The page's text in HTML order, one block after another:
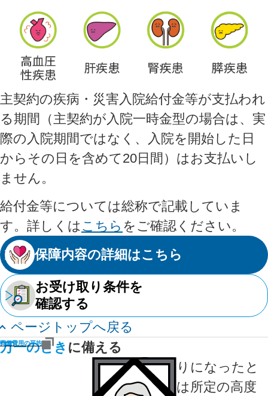
主契約の疾病・災害入院給付金等が支払われ
る期間（主契約が入院一時金型の場合は、実
際の入院期間ではなく、入院を開始した日
からその日を含めて20日間）はお支払いし
ません。
給付金等については総称で記載していま
す。詳しくは こちら をご確認ください。
保障内容の詳細はこちら
お受け取り条件を
確認する
ページトップへ戻る
万一のとき に備える
お亡くなりになったと
き、または所定の高度
葬儀費用の平均